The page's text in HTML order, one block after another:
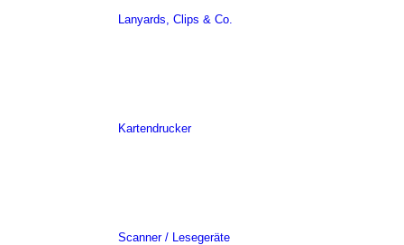
Lanyards, Clips & Co.
Kartendrucker
Scanner / Lesegeräte